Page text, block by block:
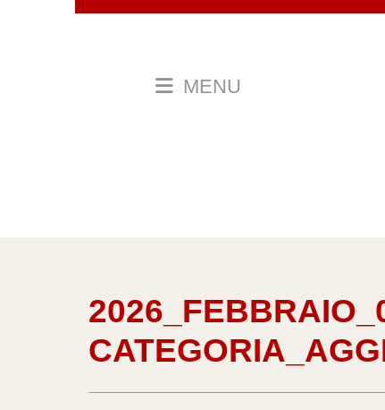
MENU